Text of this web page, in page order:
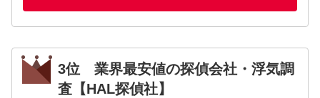
3位 業界最安値の探偵会社・浮気調
査【HAL探偵社】